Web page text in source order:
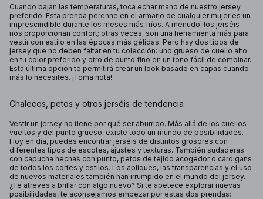
Cuando bajan las temperaturas, toca echar mano de nuestro jersey
preferido. Esta prenda perenne en el armario de cualquier mujer es un
imprescindible durante los meses más fríos. A menudo, los jerséis
nos proporcionan confort; otras veces, son una herramienta más para
vestir con estilo en las épocas más gélidas. Pero hay dos tipos de
jersey que no deben faltar en tu colección: uno grueso de cuello alto
en tu color preferido y otro de punto fino en un tono fácil de combinar.
Esta última opción te permitirá crear un look basado en capas cuando
más lo necesites. ¡Toma nota!
Chalecos, petos y otros jerséis de tendencia
Vestir un jersey no tiene por qué ser aburrido. Más allá de los cuellos
vueltos y del punto grueso, existe todo un mundo de posibilidades.
Hoy en día, puedes encontrar jerséis de distintos grosores con
diferentes tipos de escotes, ajustes y texturas. También sudaderas
con capucha hechas con punto, petos de tejido acogedor o cárdigans
de todos los cortes y estilos. Los apliques, las transparencias y el uso
de nuevos materiales también han irrumpido en el mundo del jersey.
¿Te atreves a brillar con algo nuevo? Si te apetece explorar nuevas
posibilidades, te aconsejamos empezar por estas dos prendas: